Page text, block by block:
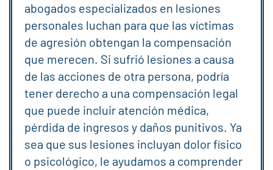
abogados especializados en lesiones
personales luchan para que las víctimas
de agresión obtengan la compensación
que merecen. Si sufrió lesiones a causa
de las acciones de otra persona, podría
tener derecho a una compensación legal
que puede incluir atención médica,
pérdida de ingresos y daños punitivos. Ya
sea que sus lesiones incluyan dolor físico
o psicológico, le ayudamos a comprender